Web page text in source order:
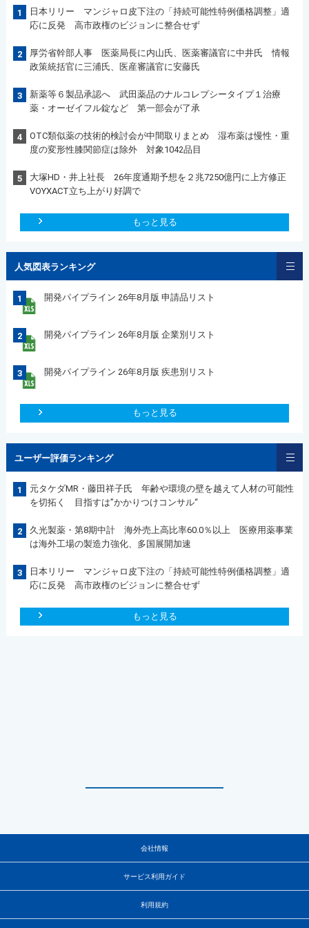
1
日本リリー マンジャロ皮下注の「持続可能性特例価格調整」適
応に反発 高市政権のビジョンに整合せず
2
厚労省幹部人事 医薬局長に内山氏、医薬審議官に中井氏 情報
政策統括官に三浦氏、医産審議官に安藤氏
3
新薬等６製品承認へ 武田薬品のナルコレプシータイプ１治療
薬・オーゼイフル錠など 第一部会が了承
4
OTC類似薬の技術的検討会が中間取りまとめ 湿布薬は慢性・重
度の変形性膝関節症は除外 対象1042品目
5
大塚HD・井上社長 26年度通期予想を２兆7250億円に上方修正
VOYXACT立ち上がり好調で
もっと見る
人気図表ランキング
1 開発パイプライン 26年8月版 申請品リスト
2 開発パイプライン 26年8月版 企業別リスト
3 開発パイプライン 26年8月版 疾患別リスト
もっと見る
ユーザー評価ランキング
1
元タケダMR・藤田祥子氏 年齢や環境の壁を越えて人材の可能性
を切拓く 目指すは”かかりつけコンサル“
2
久光製薬・第8期中計 海外売上高比率60.0％以上 医療用薬事業
は海外工場の製造力強化、多国展開加速
3
日本リリー マンジャロ皮下注の「持続可能性特例価格調整」適
応に反発 高市政権のビジョンに整合せず
もっと見る
会社情報
サービス利用ガイド
利用規約